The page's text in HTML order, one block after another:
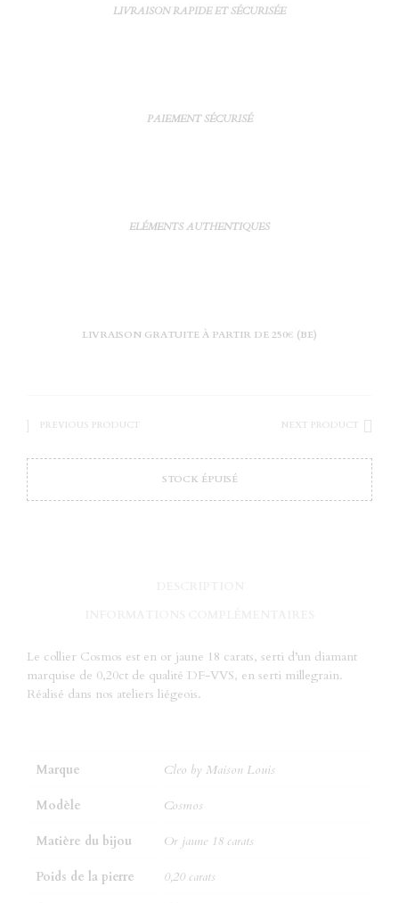
LIVRAISON RAPIDE ET SÉCURISÉE
PAIEMENT SÉCURISÉ
ELÉMENTS AUTHENTIQUES
LIVRAISON GRATUITE À PARTIR DE 250€ (BE)
PREVIOUS PRODUCT NEXT PRODUCT
STOCK ÉPUISÉ
Le collier Cosmos est en or jaune 18 carats, serti d’un diamant
marquise de 0,20ct de qualité DF-VVS, en serti millegrain.
Réalisé dans nos ateliers liégeois.
Marque Cleo by Maison Louis
Modèle Cosmos
Matière du bijou Or jaune 18 carats
Poids de la pierre 0,20 carats